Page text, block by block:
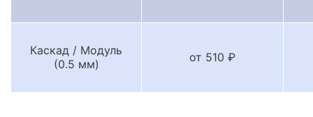
Каскад / Модуль
(0.5 мм)
от 510 ₽